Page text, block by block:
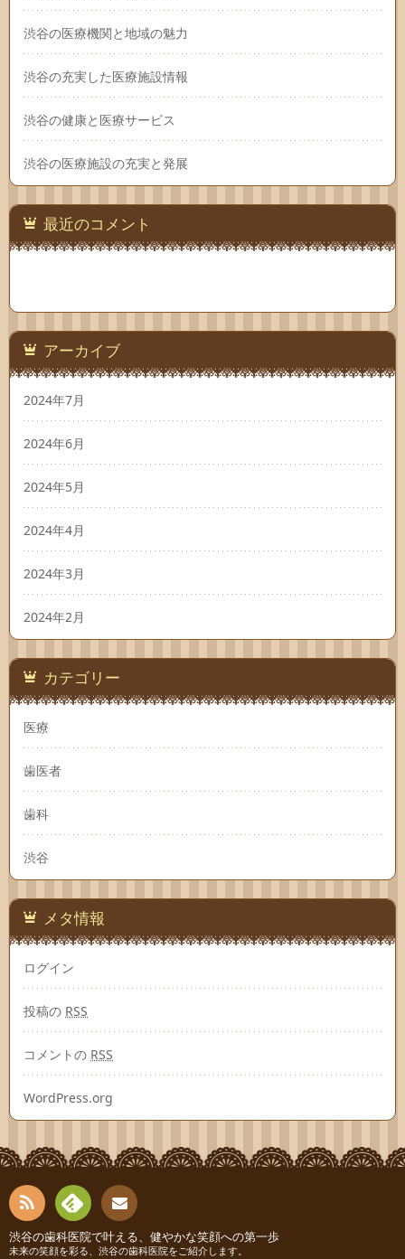
渋谷の医療機関と地域の魅力
渋谷の充実した医療施設情報
渋谷の健康と医療サービス
渋谷の医療施設の充実と発展
最近のコメント
アーカイブ
2024年7月
2024年6月
2024年5月
2024年4月
2024年3月
2024年2月
カテゴリー
医療
歯医者
歯科
渋谷
メタ情報
ログイン
投稿の RSS
コメントの RSS
WordPress.org
RSS Fee お問
渋谷の歯科医院で叶える、健やかな笑顔への第一歩
未来の笑顔を彩る、渋谷の歯科医院をご紹介します。